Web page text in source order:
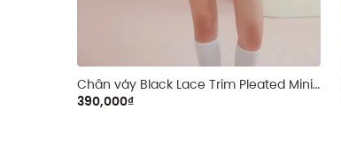
Chân váy Black Lace Trim Pleated Mini
Skirt
390,000₫